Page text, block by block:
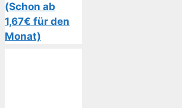
(Schon ab
1,67€ für den
Monat)